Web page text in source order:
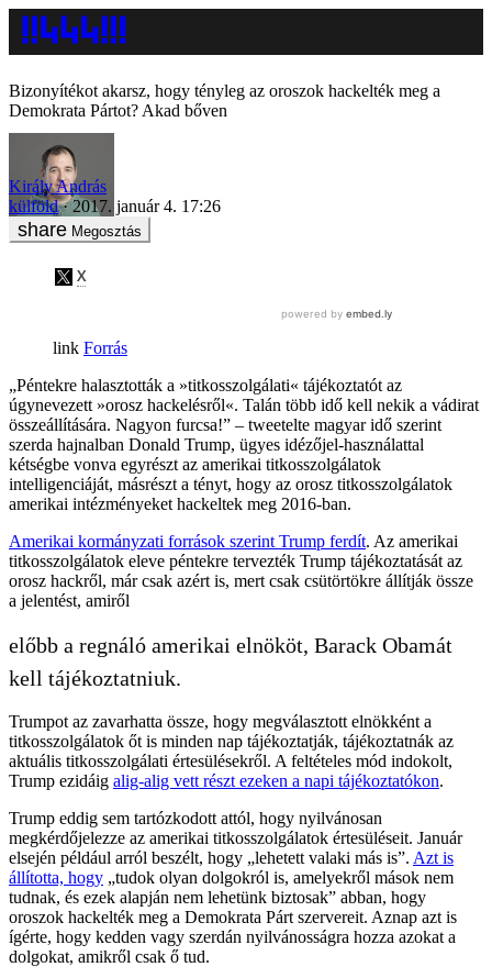
Bizonyítékot akarsz, hogy tényleg az oroszok hackelték meg a
Demokrata Pártot? Akad bőven
Király András
külföld
2017. január 4. 17:26
Megosztás
Forrás
„Péntekre halasztották a »titkosszolgálati« tájékoztatót az
úgynevezett »orosz hackelésről«. Talán több idő kell nekik a vádirat
összeállítására. Nagyon furcsa!” – tweetelte magyar idő szerint
szerda hajnalban Donald Trump, ügyes idézőjel-használattal
kétségbe vonva egyrészt az amerikai titkosszolgálatok
intelligenciáját, másrészt a tényt, hogy az orosz titkosszolgálatok
amerikai intézményeket hackeltek meg 2016-ban.
Amerikai kormányzati források szerint Trump ferdít. Az amerikai
titkosszolgálatok eleve péntekre tervezték Trump tájékoztatását az
orosz hackről, már csak azért is, mert csak csütörtökre állítják össze
a jelentést, amiről
előbb a regnáló amerikai elnököt, Barack Obamát
kell tájékoztatniuk.
Trumpot az zavarhatta össze, hogy megválasztott elnökként a
titkosszolgálatok őt is minden nap tájékoztatják, tájékoztatnák az
aktuális titkosszolgálati értesülésekről. A feltételes mód indokolt,
Trump ezidáig alig-alig vett részt ezeken a napi tájékoztatókon.
Trump eddig sem tartózkodott attól, hogy nyilvánosan
megkérdőjelezze az amerikai titkosszolgálatok értesüléseit. Január
elsején például arról beszélt, hogy „lehetett valaki más is”. Azt is
állította, hogy „tudok olyan dolgokról is, amelyekről mások nem
tudnak, és ezek alapján nem lehetünk biztosak” abban, hogy
oroszok hackelték meg a Demokrata Párt szervereit. Aznap azt is
ígérte, hogy kedden vagy szerdán nyilvánosságra hozza azokat a
dolgokat, amikről csak ő tud.